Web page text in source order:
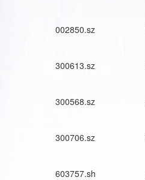
002850.sz
300613.sz
300568.sz
300706.sz
603757.sh